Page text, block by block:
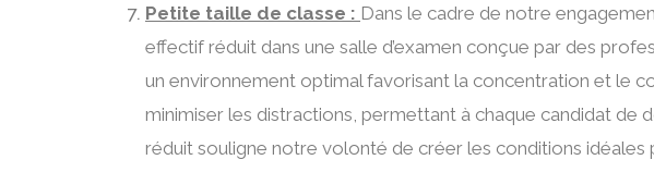
Petite taille de classe : Dans le cadre de notre
effectif réduit dans une salle d’examen conçue par des
un environnement optimal favorisant la concentration et le
minimiser les distractions, permettant à chaque candidat
réduit souligne notre volonté de créer les conditions